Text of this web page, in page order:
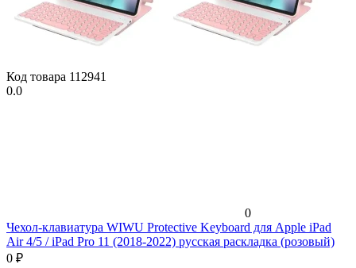
Код товара 112941
0.0
0
Чехол-клавиатура WIWU Protective Keyboard для Apple iPad
Air 4/5 / iPad Pro 11 (2018-2022) русская раскладка (розовый)
0 ₽